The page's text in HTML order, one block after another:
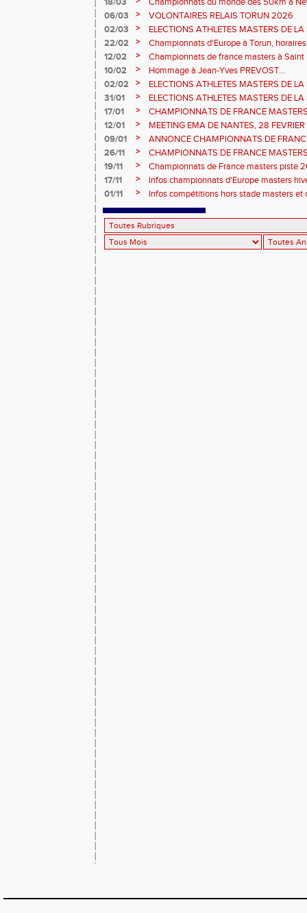
Sébastien DOUMENC.
06/03 >
VOLONTAIRES RELAIS TORUN 2026
02/03
>
ELECTIONS ATHLETES MASTERS DE
2ème vote : athlètes hommes.
22/02 >
Championnats d'Europe à Torun,
informations...
12/02 >
Championnats de france masters à Saint
février 2026.
10/02 >
Hommage à Jean-Yves PREVOST...
02/02
>
ELECTIONS ATHLETES MASTERS DE
vote : athlètes femmes.
31/01 >
ELECTIONS ATHLETES MASTERS DE
17/01
>
CHAMPIONNATS DE FRANCE
informations sur les inscriptions et report
12/01 >
MEETING EMA DE NANTES, 28
09/01
>
ANNONCE CHAMPIONNATS DE
ÉPREUVES COMBINÉES ET ÉPREUVES
26/11 >
CHAMPIONNATS DE FRANCE
2026, site de l'organisation.
19/11 >
Championnats de France masters piste
17/11
>
Infos championnats d'Europe masters
01/11
> Infos compétitions hors stade masters et